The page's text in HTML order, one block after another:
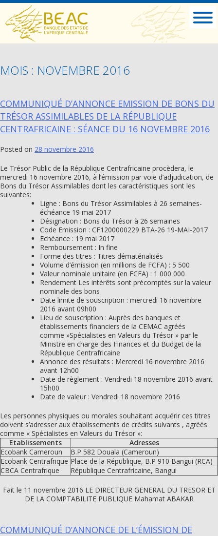
MOIS : NOVEMBRE 2016
COMMUNIQUÉ D’ANNONCE EMISSION DE BONS DU
TRÉSOR ASSIMILABLES DE LA RÉPUBLIQUE
CENTRAFRICAINE : SÉANCE DU 16 NOVEMBRE 2016
Posted on 28 novembre 2016
Le Trésor Public de la République Centrafricaine procèdera, le
mercredi 16 novembre 2016, à l’émission par voie d’adjudication, de
Bons du Trésor Assimilables dont les caractéristiques sont les
suivantes:
Ligne : Bons du Trésor Assimilables à 26 semaines-
échéance 19 mai 2017
Désignation : Bons du Trésor à 26 semaines
Code Emission : CF1200000229 BTA-26 19-MAI-2017
Echéance : 19 mai 2017
Remboursement : In fine
Forme des titres : Titres dématérialisés
Volume d’émission (en millions de FCFA) : 5 500
Valeur nominale unitaire (en FCFA) : 1 000 000
Rendement Les intérêts sont précomptés sur la valeur
nominale des bons
Date limite de souscription : mercredi 16 novembre
2016 avant 09h00
Lieu de souscription : Auprès des banques et
établissements financiers de la CEMAC agréés
comme »Spécialistes en Valeurs du Trésor » par le
Ministre en charge des Finances et du Budget de la
République Centrafricaine
Annonce des résultats : Mercredi 16 novembre 2016
avant 12h00
Date de règlement : Vendredi 18 novembre 2016 avant
15h00
Date de valeur : Vendredi 18 novembre 2016
Les personnes physiques ou morales souhaitant acquérir ces titres
doivent s’adresser aux établissements de crédits suivants , agréés
comme « Spécialistes en Valeurs du Trésor »:
Etablissements
Adresses
Ecobank Cameroun
B.P 582 Douala (Cameroun)
Ecobank Centrafrique Place de la République, B.P 910 Bangui (RCA)
CBCA Centrafrique
République Centrafricaine, Bangui
Fait le 11 novembre 2016 LE DIRECTEUR GENERAL DU TRESOR ET
DE LA COMPTABILITE PUBLIQUE Mahamat ABAKAR
COMMUNIQUÉ D’ANNONCE DE L’ÉMISSION DE